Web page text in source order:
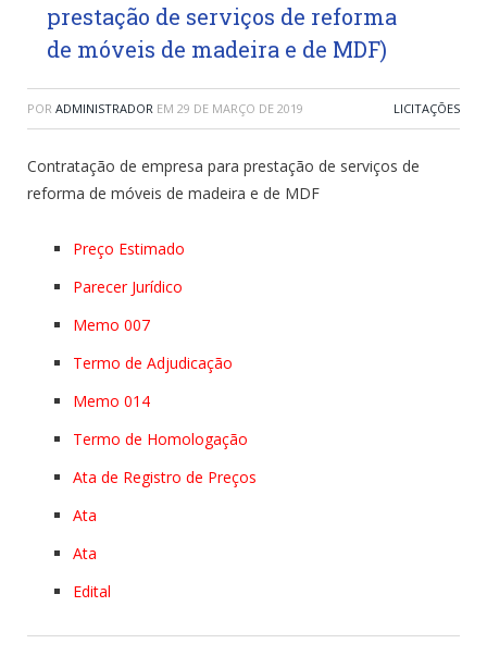
prestação de serviços de reforma
de móveis de madeira e de MDF)
POR ADMINISTRADOR EM 29 DE MARÇO DE 2019 LICITAÇÕES
Contratação de empresa para prestação de serviços de
reforma de móveis de madeira e de MDF
Preço Estimado
Parecer Jurídico
Memo 007
Termo de Adjudicação
Memo 014
Termo de Homologação
Ata de Registro de Preços
Ata
Ata
Edital